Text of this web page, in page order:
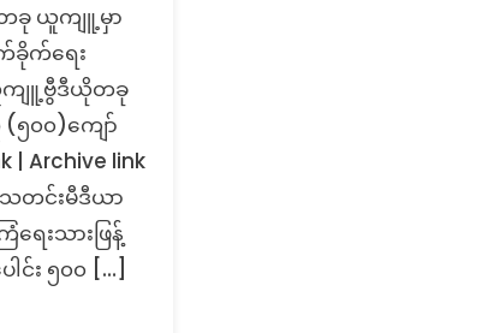
ခု ယူကျူ့မှာ
ခိုက်ရေး
ကျူ့ဗွီဒီယိုတခု
(၅၀၀)ကျော်
Archive link
တင်းမီဒီယာ
ေးသားဖြန့်
း ၅၀၀ […]